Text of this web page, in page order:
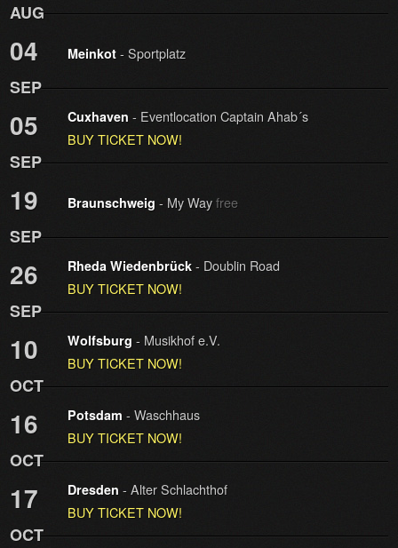
AUG
04
SEP
Meinkot - Sportplatz
05
SEP
Cuxhaven - Eventlocation Captain Ahab´s
BUY TICKET NOW!
19
SEP
Braunschweig - My Wayfree
26
SEP
Rheda Wiedenbrück - Doublin Road
BUY TICKET NOW!
10
OCT
Wolfsburg - Musikhof e.V.
BUY TICKET NOW!
16
OCT
Potsdam - Waschhaus
BUY TICKET NOW!
17
OCT
Dresden - Alter Schlachthof
BUY TICKET NOW!